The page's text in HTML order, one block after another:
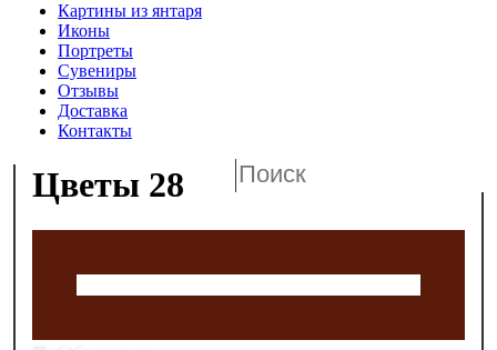
Картины из янтаря
Иконы
Портреты
Сувениры
Отзывы
Доставка
Контакты
Цветы 28